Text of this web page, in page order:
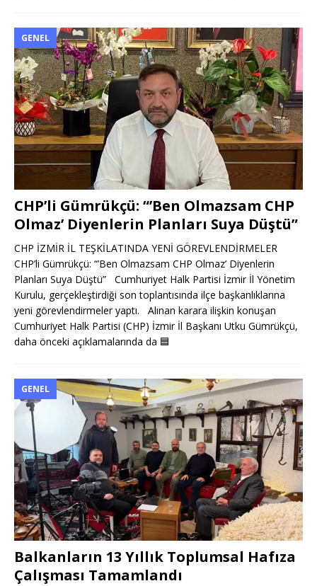
GENEL
CHP’li Gümrükçü: “’Ben Olmazsam CHP
Olmaz’ Diyenlerin Planları Suya Düştü”
CHP İZMİR İL TEŞKİLATINDA YENİ GÖREVLENDİRMELER
CHP’li Gümrükçü: “’Ben Olmazsam CHP Olmaz’ Diyenlerin
Planları Suya Düştü” Cumhuriyet Halk Partisi İzmir İl Yönetim
Kurulu, gerçekleştirdiği son toplantısında ilçe başkanlıklarına
yeni görevlendirmeler yaptı. Alınan karara ilişkin konuşan
Cumhuriyet Halk Partisi (CHP) İzmir İl Başkanı Utku Gümrükçü,
daha önceki açıklamalarında da 🟦
GENEL
Balkanların 13 Yıllık Toplumsal Hafıza
Çalışması Tamamlandı